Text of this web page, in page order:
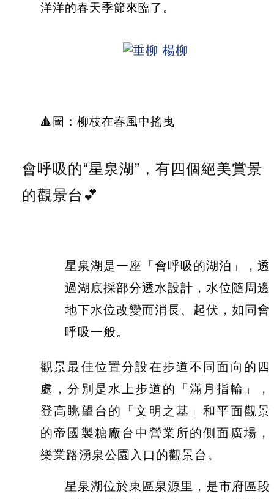
洋洋的春天季節來臨了。
🔺圖：柳枝在春風中搖曳
會呼吸的“星泉湖”，有四個絕美賞景
的觀景台💕
星泉湖是一座「會呼吸的湖泊」，透
過湖底採部分透水設計，水位隨周邊
地下水位改變而消長、起伏，如同會
呼吸一般。
觀景最佳位置分設在步道不同面向的四
處，分別是水上步道的「滿月指輪」，
登高眺望台的「文明之基」和平面觀景
的帝國製糖廠台中營業所的側面廣場，
樂業路湧泉公園入口的觀景台。
星泉湖位於東區泉源里，是市府區段